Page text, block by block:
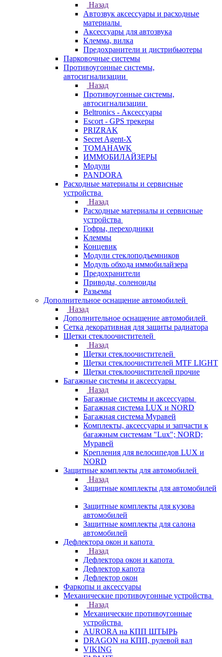
Назад
Автозвук аксессуары и расходные
материалы
Аксессуары для автозвука
Клемма, вилка
Предохранители и дистрибьютеры
Парковочные системы
Противоугонные системы,
автосигнализации
Назад
Противоугонные системы,
автосигнализации
Beltronics - Аксессуары
Escort - GPS трекеры
PRIZRAK
Secret Agent-X
TOMAHAWK
ИММОБИЛАЙЗЕРЫ
Модули
PANDORA
Расходные материалы и сервисные
устройства
Назад
Расходные материалы и сервисные
устройства
Гофры, переходники
Клеммы
Концевик
Модули стеклоподъемников
Модуль обхода иммобилайзера
Предохранители
Приводы, соленоиды
Разьемы
Дополнительное оснащение автомобилей
Назад
Дополнительное оснащение автомобилей
Сетка декоративная для защиты радиатора
Щетки стеклоочистителей
Назад
Щетки стеклоочистителей
Щетки стеклоочистителей MTF LIGHT
Щетки стеклоочистителей прочие
Багажные системы и аксессуары
Назад
Багажные системы и аксессуары
Багажная система LUX и NORD
Багажная система Муравей
Комплекты, аксессуары и запчасти к
багажным системам "Lux"; NORD;
Муравей
Крепления для велосипедов LUX и
NORD
Защитные комплекты для автомобилей
Назад
Защитные комплекты для автомобилей
Защитные комплекты для кузова
автомобилей
Защитные комплекты для салона
автомобилей
Дефлектора окон и капота
Назад
Дефлектора окон и капота
Дефлектор капота
Дефлектор окон
Фаркопы и аксессуары
Механические противоугонные устройства
Назад
Механические противоугонные
устройства
AURORA на КПП ШТЫРЬ
DRAGON на КПП, рулевой вал
VIKING